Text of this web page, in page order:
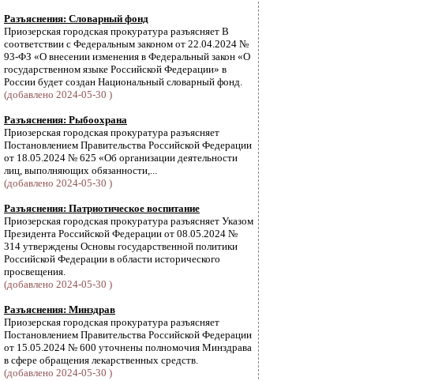
Разъяснения: Словарный фонд
Приозерская городская прокуратура разъясняет В
соответствии с Федеральным законом от 22.04.2024 №
93-ФЗ «О внесении изменения в Федеральный закон «О
государственном языке Российской Федерации» в
России будет создан Национальный словарный фонд.
(добавлено 2024-05-30 )
Разъяснения: Рыбоохрана
Приозерская городская прокуратура разъясняет
Постановлением Правительства Российской Федерации
от 18.05.2024 № 625 «Об организации деятельности
лиц, выполняющих обязанности,...
(добавлено 2024-05-30 )
Разъяснения: Патриотическое воспитание
Приозерская городская прокуратура разъясняет Указом
Президента Российской Федерации от 08.05.2024 №
314 утверждены Основы государственной политики
Российской Федерации в области исторического
просвещения.
(добавлено 2024-05-30 )
Разъяснения: Минздрав
Приозерская городская прокуратура разъясняет
Постановлением Правительства Российской Федерации
от 15.05.2024 № 600 уточнены полномочия Минздрава
в сфере обращения лекарственных средств.
(добавлено 2024-05-30 )